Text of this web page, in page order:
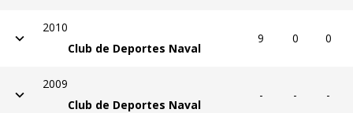
2010
Club de Deportes Naval
9 0 0
2009
Club de Deportes Naval
- - -